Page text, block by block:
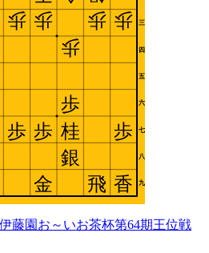
伊藤園お～いお茶杯第64期王位戦